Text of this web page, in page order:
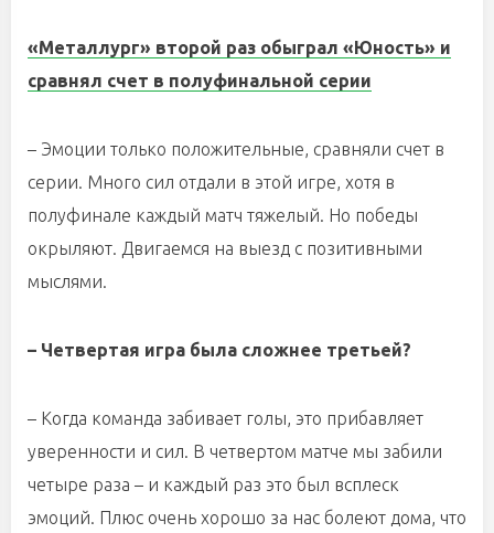
«Металлург» второй раз обыграл «Юность» и
сравнял счет в полуфинальной серии
– Эмоции только положительные, сравняли счет в
серии. Много сил отдали в этой игре, хотя в
полуфинале каждый матч тяжелый. Но победы
окрыляют. Двигаемся на выезд с позитивными
мыслями.
– Четвертая игра была сложнее третьей?
– Когда команда забивает голы, это прибавляет
уверенности и сил. В четвертом матче мы забили
четыре раза – и каждый раз это был всплеск
эмоций. Плюс очень хорошо за нас болеют дома, что